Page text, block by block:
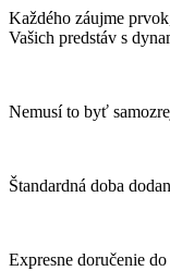
Každého záujme
Vašich predstáv s
Nemusí to byť
Štandardná doba
Expresne doručenie